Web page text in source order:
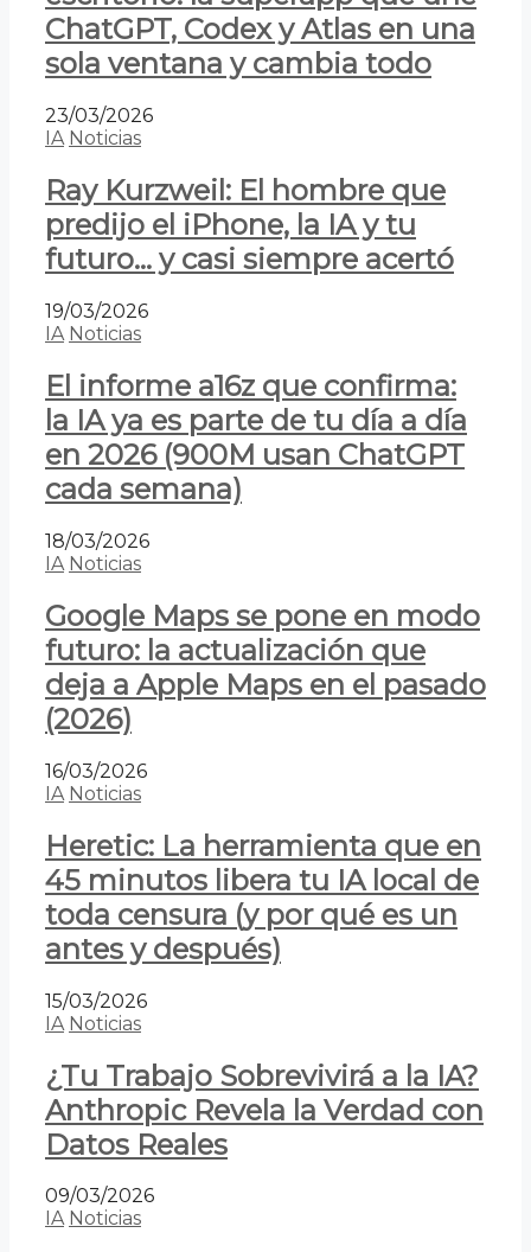
ChatGPT, Codex y Atlas en una
sola ventana y cambia todo
23/03/2026
IA Noticias
Ray Kurzweil: El hombre que
predijo el iPhone, la IA y tu
futuro… y casi siempre acertó
19/03/2026
IA Noticias
El informe a16z que confirma:
la IA ya es parte de tu día a día
en 2026 (900M usan ChatGPT
cada semana)
18/03/2026
IA Noticias
Google Maps se pone en modo
futuro: la actualización que
deja a Apple Maps en el pasado
(2026)
16/03/2026
IA Noticias
Heretic: La herramienta que en
45 minutos libera tu IA local de
toda censura (y por qué es un
antes y después)
15/03/2026
IA Noticias
¿Tu Trabajo Sobrevivirá a la IA?
Anthropic Revela la Verdad con
Datos Reales
09/03/2026
IA Noticias